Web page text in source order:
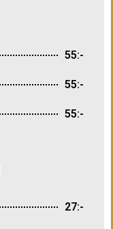
55:-
55:-
55:-
27:-